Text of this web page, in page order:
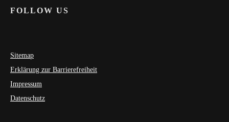
FOLLOW US
Sitemap
Erklärung zur Barrierefreiheit
Impressum
Datenschutz